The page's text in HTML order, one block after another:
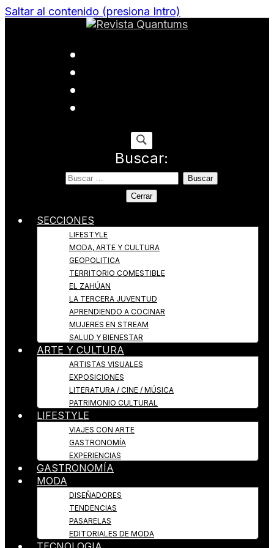
Saltar al contenido (presiona Intro)
Revista Quantums
Buscar:
Cerrar
SECCIONES
LIFESTYLE
MODA, ARTE Y CULTURA
GEOPOLITICA
TERRITORIO COMESTIBLE
EL ZAHÚAN
LA TERCERA JUVENTUD
APRENDIENDO A COCINAR
MUJERES EN STREAM
SALUD Y BIENESTAR
ARTE Y CULTURA
ARTISTAS VISUALES
EXPOSICIONES
LITERATURA / CINE / MÚSICA
PATRIMONIO CULTURAL
LIFESTYLE
VIAJES CON ARTE
GASTRONOMÍA
EXPERIENCIAS
GASTRONOMÍA
MODA
DISEÑADORES
TENDENCIAS
PASARELAS
EDITORIALES DE MODA